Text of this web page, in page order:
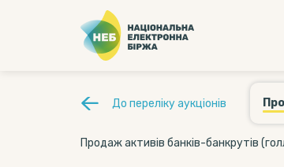
До переліку аукціонів
Продаж активів банків-банкрутів